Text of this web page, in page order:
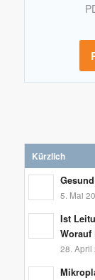
Kürzlich
5. Mai
Ist
Worauf
28. April